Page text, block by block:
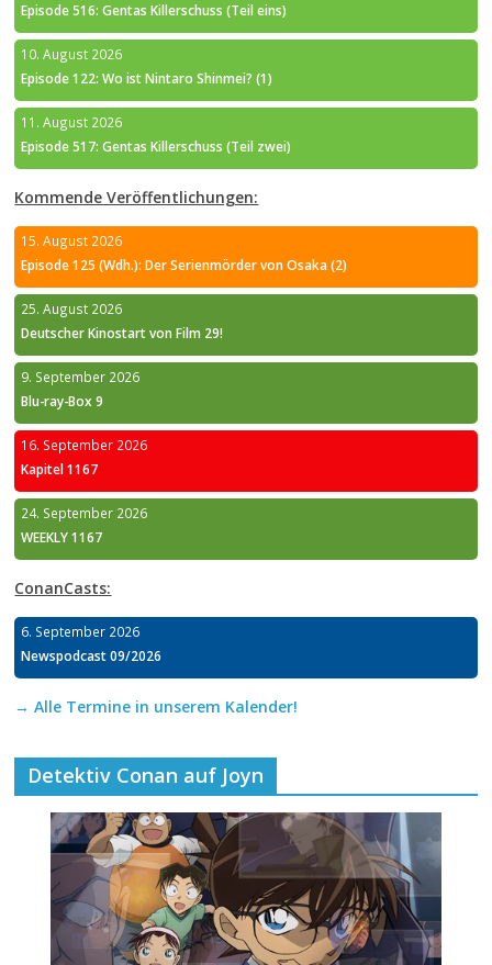
Episode 516: Gentas Killerschuss (Teil eins)
10. August 2026
Episode 122: Wo ist Nintaro Shinmei? (1)
11. August 2026
Episode 517: Gentas Killerschuss (Teil zwei)
Kommende Veröffentlichungen:
15. August 2026
Episode 125 (Wdh.): Der Serienmörder von Osaka (2)
25. August 2026
Deutscher Kinostart von Film 29!
9. September 2026
Blu-ray-Box 9
16. September 2026
Kapitel 1167
24. September 2026
WEEKLY 1167
ConanCasts:
6. September 2026
Newspodcast 09/2026
→ Alle Termine in unserem Kalender!
Detektiv Conan auf Joyn